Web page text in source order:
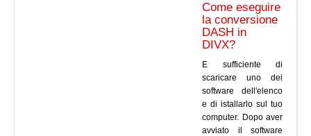
Come eseguire
la conversione
DASH in
DIVX?
E sufficiente di
scaricare uno dei
software dell'elenco
e di istallarlo sul tuo
computer. Dopo aver
avviato il software